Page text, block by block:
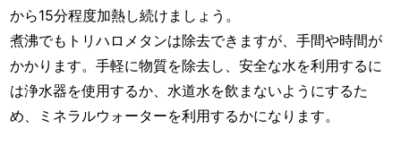
から15分程度加熱し続けましょう。
煮沸でもトリハロメタンは除去できますが、手間や時間が
かかります。手軽に物質を除去し、安全な水を利用するに
は浄水器を使用するか、水道水を飲まないようにするた
め、ミネラルウォーターを利用するかになります。